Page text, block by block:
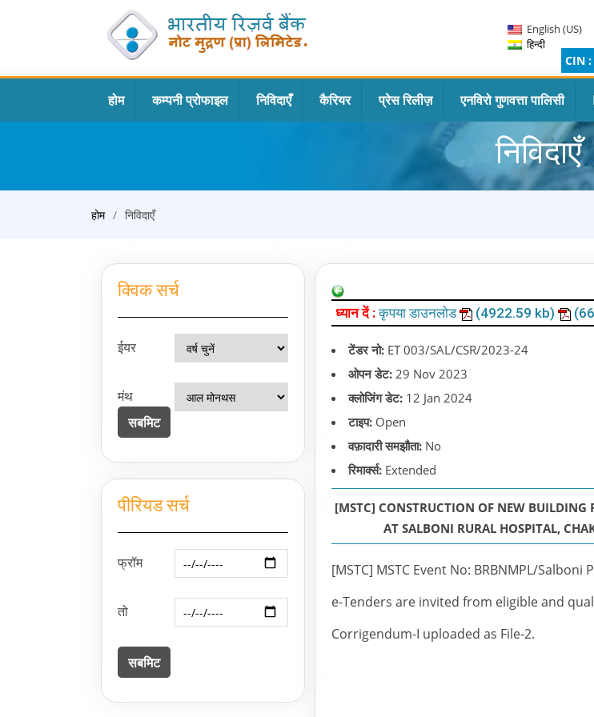
English (US)
हिन्दी
CIN
होम कम्पनी प्रोफाइल निविदाएँ कैरियर प्रेस रिलीज़ एनविरो गुणवत्ता पालिसी
निविदाएँ
होम निविदाएँ
क्विक सर्च
ईयर
मंथ
पीरियड सर्च
फ्रॉम
तो
ध्यान दें :कृपया डाउनलोड (4922.59 kb)
टेंडर नो: ET 003/SAL/CSR/2023-24
ओपन डेट: 29 Nov 2023
क्लोजिंग डेट: 12 Jan 2024
टाइप: Open
वफ़ादारी समझौता: No
रिमार्क्स: Extended
[MSTC] CONSTRUCTION OF NEW
AT SALBONI RURAL HOSPITAL,
[MSTC] MSTC Event No: BRBNMPL/
e-Tenders are invited from eligible and
Corrigendum-I uploaded as File-2.